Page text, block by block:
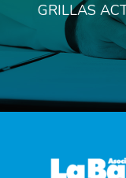
GRILLAS